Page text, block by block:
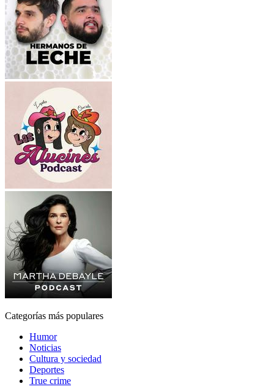
Categorías más populares
Humor
Noticias
Cultura y sociedad
Deportes
True crime